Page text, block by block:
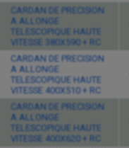
CARDAN DE PRECISION
A ALLONGE
TELESCOPIQUE HAUTE
VITESSE 380X590 + RC
CARDAN DE PRECISION
A ALLONGE
TELESCOPIQUE HAUTE
VITESSE 400X510 + RC
CARDAN DE PRECISION
A ALLONGE
TELESCOPIQUE HAUTE
VITESSE 400X620 + RC